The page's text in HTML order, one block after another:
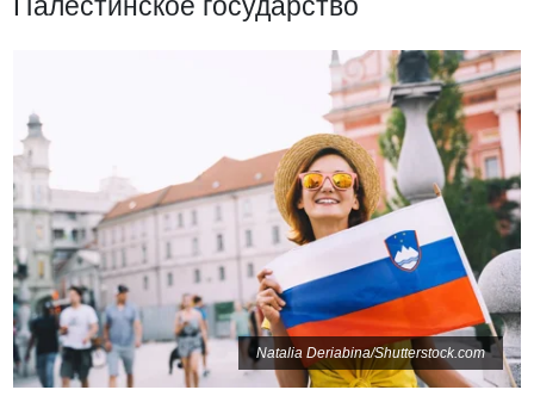
Палестинское государство
Natalia Deriabina/Shutterstock.com